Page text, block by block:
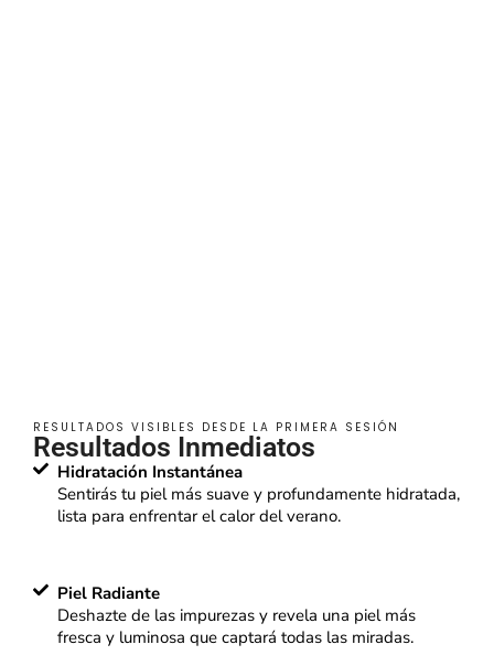
RESULTADOS VISIBLES DESDE LA PRIMERA SESIÓN
Resultados Inmediatos
Hidratación Instantánea
Sentirás tu piel más suave y profundamente hidratada,
lista para enfrentar el calor del verano.
Piel Radiante
Deshazte de las impurezas y revela una piel más
fresca y luminosa que captará todas las miradas.